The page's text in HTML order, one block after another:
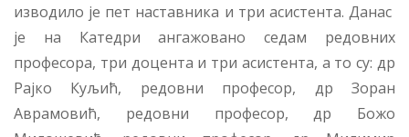
изводило је пет наставника и три асистента. Данас
је на Катедри ангажовано седам редовних
професора, три доцента и три асистента, а то су: др
Рајко Куљић, редовни професор, др Зоран
Аврамовић, редовни професор, др Божо